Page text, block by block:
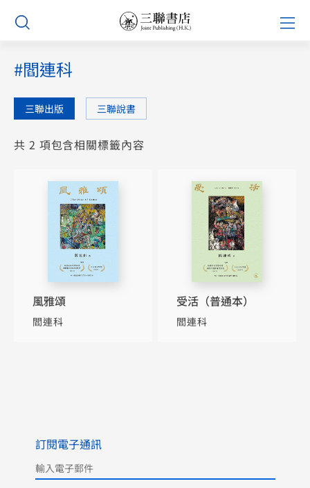
Skip
content
#閻連科
三聯出版 三聯說書
共 2 項包含相關標籤內容
風雅頌
閻連科
受活（普通本）
閻連科
訂閱電子通訊